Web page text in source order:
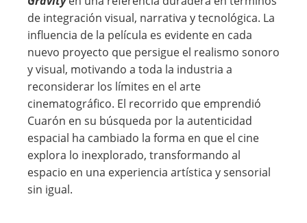
de integración visual, narrativa y tecnológica. La
influencia de la película es evidente en cada
nuevo proyecto que persigue el realismo sonoro
y visual, motivando a toda la industria a
reconsiderar los límites en el arte
cinematográfico. El recorrido que emprendió
Cuarón en su búsqueda por la autenticidad
espacial ha cambiado la forma en que el cine
explora lo inexplorado, transformando al
espacio en una experiencia artística y sensorial
sin igual.